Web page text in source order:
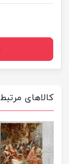
کالاهای مرتبط